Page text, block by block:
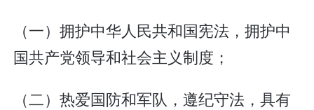
（一）拥护中华人民共和国宪法，拥护中
国共产党领导和社会主义制度；
（二）热爱国防和军队，遵纪守法，具有